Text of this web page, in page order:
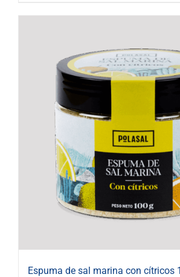
Espuma de sal marina con cítricos